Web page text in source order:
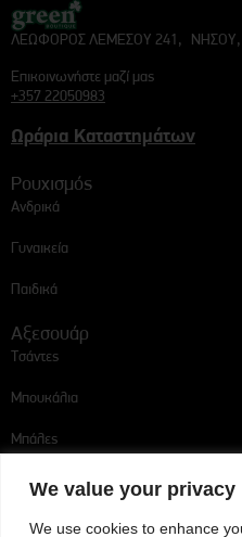
We value your privacy
We use cookies to enhance
ΛΕΩΦΟΡΟΣ ΛΕΜΕΣΟΥ 241, ΝΗΣΟΥ,
Επικοινωνήστε μαζί μας
+357 22050983
Ωράρια Καταστημάτων
Ρουχισμός
Ανδρικά
Γυναικεία
Παιδικά
Αξεσουάρ
Τσάντες
Μπουκάλια
Μπάλες
Ακολουθήστε μας